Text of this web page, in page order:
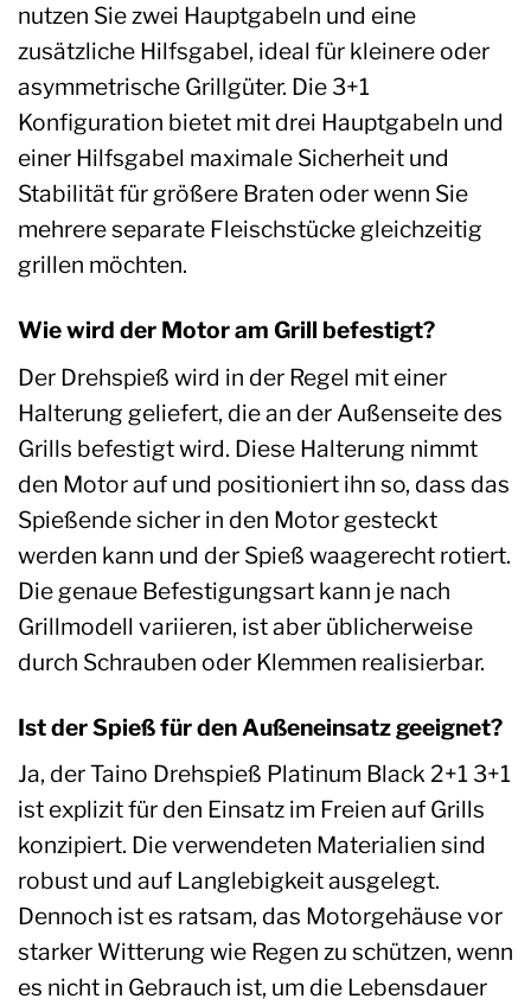
nutzen Sie zwei Hauptgabeln und eine
zusätzliche Hilfsgabel, ideal für kleinere oder
asymmetrische Grillgüter. Die 3+1
Konfiguration bietet mit drei Hauptgabeln und
einer Hilfsgabel maximale Sicherheit und
Stabilität für größere Braten oder wenn Sie
mehrere separate Fleischstücke gleichzeitig
grillen möchten.
Wie wird der Motor am Grill befestigt?
Der Drehspieß wird in der Regel mit einer
Halterung geliefert, die an der Außenseite des
Grills befestigt wird. Diese Halterung nimmt
den Motor auf und positioniert ihn so, dass das
Spießende sicher in den Motor gesteckt
werden kann und der Spieß waagerecht rotiert.
Die genaue Befestigungsart kann je nach
Grillmodell variieren, ist aber üblicherweise
durch Schrauben oder Klemmen realisierbar.
Ist der Spieß für den Außeneinsatz geeignet?
Ja, der Taino Drehspieß Platinum Black 2+1 3+1
ist explizit für den Einsatz im Freien auf Grills
konzipiert. Die verwendeten Materialien sind
robust und auf Langlebigkeit ausgelegt.
Dennoch ist es ratsam, das Motorgehäuse vor
starker Witterung wie Regen zu schützen, wenn
es nicht in Gebrauch ist, um die Lebensdauer